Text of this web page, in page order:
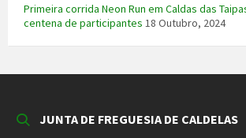
Primeira corrida Neon Run em Caldas das
centena de participantes 18 Outubro, 2024
JUNTA DE FREGUESIA DE CALDELAS